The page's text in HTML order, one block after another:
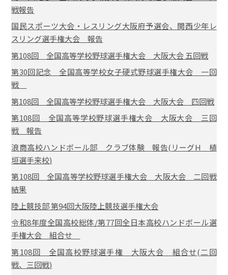
戦報告
国民スポーツ大会・レスリング大阪府予選会、関西少年レ
スリング選手権大会 報告
第108回 全国高等学校野球選手権大会 大阪大会 五回戦
第30回記念 全国高等学校女子硬式野球選手権大会 一回
戦
第108回 全国高等学校野球選手権大会 大阪大会 四回戦
第108回 全国高等学校野球選手権大会 大阪大会 三回
戦 報告
浪商高校ハンドボール部 クラブ体験 報告(リーグH 植
垣選手来校)
第108回 全国高等学校野球選手権大会 大阪大会 二回戦
結果
陸上競技部 第94回大阪陸上競技選手権大会
令和8年度全国高校総体/第77回全日本高校ハンドボール選
手権大会 組合せ
第108回 全国高校野球選手権 大阪大会 組合せ(二回
戦、三回戦)